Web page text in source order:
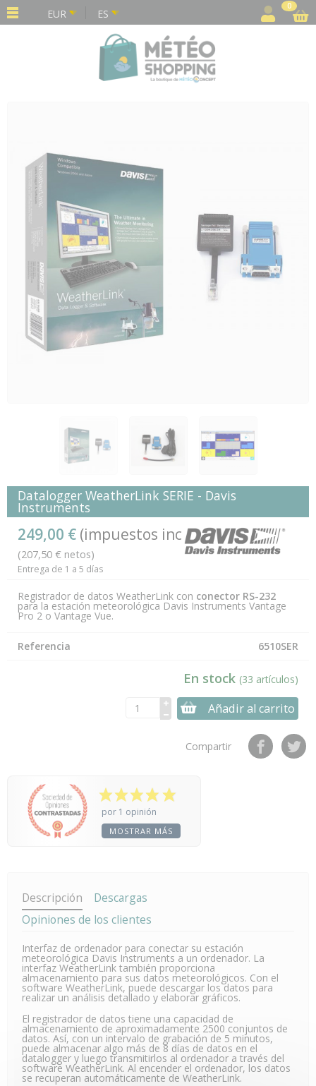
EUR ES
0
Datalogger WeatherLink SERIE - Davis
Instruments
249,00 € (impuestos inc.)
(207,50 € netos)
Entrega de 1 a 5 días
Registrador de datos WeatherLink con conector RS-232
para la estación meteorológica Davis Instruments Vantage
Pro 2 o Vantage Vue.
Referencia 6510SER
En stock (33 artículos)
Añadir al carrito
Compartir
por 1 opinión
MOSTRAR MÁS
Descripción
Descargas
Opiniones de los clientes
Interfaz de ordenador para conectar su estación
meteorológica Davis Instruments a un ordenador. La
interfaz WeatherLink también proporciona
almacenamiento para sus datos meteorológicos. Con el
software WeatherLink, puede descargar los datos para
realizar un análisis detallado y elaborar gráficos.
El registrador de datos tiene una capacidad de
almacenamiento de aproximadamente 2500 conjuntos de
datos. Así, con un intervalo de grabación de 5 minutos,
puede almacenar algo más de 8 días de datos en el
datalogger y luego transmitirlos al ordenador a través del
software WeatherLink. Al encender el ordenador, los datos
se recuperan automáticamente de WeatherLink.
Panel de gestión de cookies